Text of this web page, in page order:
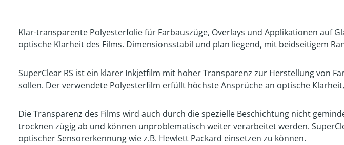
Klar-transparente Polyesterfolie für Farbauszüge, Overlays und Applikationen auf
optische Klarheit des Films. Dimensionsstabil und plan liegend, mit beidseitigem
SuperClear RS ist ein klarer Inkjetfilm mit hoher Transparenz zur Herstellung von
sollen. Der verwendete Polyesterfilm erfüllt höchste Ansprüche an optische
Die Transparenz des Films wird auch durch die spezielle Beschichtung nicht
trocknen zügig ab und können unproblematisch weiter verarbeitet werden.
optischer Sensorerkennung wie z.B. Hewlett Packard einsetzen zu können.